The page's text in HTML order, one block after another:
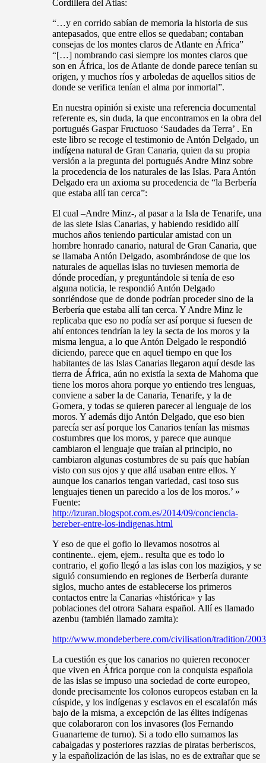
Cordillera del Atlas:
“…y en corrido sabían de memoria la historia de sus
antepasados, que entre ellos se quedaban; contaban
consejas de los montes claros de Atlante en África”
“[…] nombrando casi siempre los montes claros que
son en África, los de Atlante de donde parece tenían su
origen, y muchos ríos y arboledas de aquellos sitios de
donde se verifica tenían el alma por inmortal”.
En nuestra opinión si existe una referencia documental
referente es, sin duda, la que encontramos en la obra del
portugués Gaspar Fructuoso ‘Saudades da Terra’ . En
este libro se recoge el testimonio de Antón Delgado, un
indígena natural de Gran Canaria, quien da su propia
versión a la pregunta del portugués Andre Minz sobre
la procedencia de los naturales de las Islas. Para Antón
Delgado era un axioma su procedencia de “la Berbería
que estaba allí tan cerca”:
El cual –Andre Minz-, al pasar a la Isla de Tenarife, una
de las siete Islas Canarias, y habiendo residido allí
muchos años teniendo particular amistad con un
hombre honrado canario, natural de Gran Canaria, que
se llamaba Antón Delgado, asombrándose de que los
naturales de aquellas islas no tuviesen memoria de
dónde procedían, y preguntándole si tenía de eso
alguna noticia, le respondió Antón Delgado
sonriéndose que de donde podrían proceder sino de la
Berbería que estaba allí tan cerca. Y Andre Minz le
replicaba que eso no podía ser así porque si fuesen de
ahí entonces tendrían la ley la secta de los moros y la
misma lengua, a lo que Antón Delgado le respondió
diciendo, parece que en aquel tiempo en que los
habitantes de las Islas Canarias llegaron aquí desde las
tierra de África, aún no existía la sexta de Mahoma que
tiene los moros ahora porque yo entiendo tres lenguas,
conviene a saber la de Canaria, Tenarife, y la de
Gomera, y todas se quieren parecer al lenguaje de los
moros. Y además dijo Antón Delgado, que eso bien
parecía ser así porque los Canarios tenían las mismas
costumbres que los moros, y parece que aunque
cambiaron el lenguaje que traían al principio, no
cambiaron algunas costumbres de su país que habían
visto con sus ojos y que allá usaban entre ellos. Y
aunque los canarios tengan variedad, casi toso sus
lenguajes tienen un parecido a los de los moros.’ »
Fuente:
http://izuran.blogspot.com.es/2014/09/conciencia-
bereber-entre-los-indigenas.html
Y eso de que el gofio lo llevamos nosotros al
continente.. ejem, ejem.. resulta que es todo lo
contrario, el gofio llegó a las islas con los mazigios, y se
siguió consumiendo en regiones de Berbería durante
siglos, mucho antes de establecerse los primeros
contactos entre la Canarias «histórica» y las
poblaciones del otrora Sahara español. Allí es llamado
azenbu (también llamado zamita):
http://www.mondeberbere.com/civilisation/tradition/
La cuestión es que los canarios no quieren reconocer
que viven en África porque con la conquista española
de las islas se impuso una sociedad de corte europeo,
donde precisamente los colonos europeos estaban en la
cúspide, y los indígenas y esclavos en el escalafón más
bajo de la misma, a excepción de las élites indígenas
que colaboraron con los invasores (los Fernando
Guanarteme de turno). Si a todo ello sumamos las
cabalgadas y posteriores razzias de piratas berberiscos,
y la españolización de las islas, no es de extrañar que se